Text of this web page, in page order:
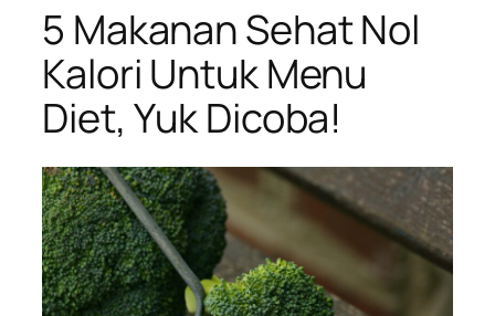
5 Makanan Sehat Nol
Kalori Untuk Menu
Diet, Yuk Dicoba!